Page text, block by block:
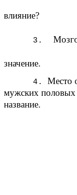
влияние?
значение.
Место
мужских половых
название.